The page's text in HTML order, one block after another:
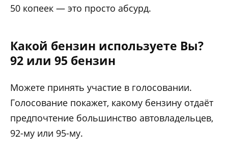
50 копеек — это просто абсурд.
Какой бензин используете Вы?
92 или 95 бензин
Можете принять участие в голосовании.
Голосование покажет, какому бензину отдаёт
предпочтение большинство автовладельцев,
92-му или 95-му.